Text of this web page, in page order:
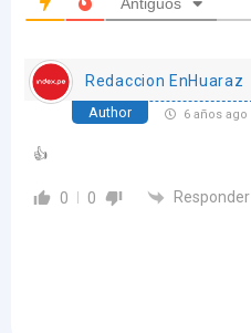
Redaccion EnHuaraz
Author 6 años ago
👍
0 0 Responder